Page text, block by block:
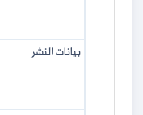
بيانات النشر